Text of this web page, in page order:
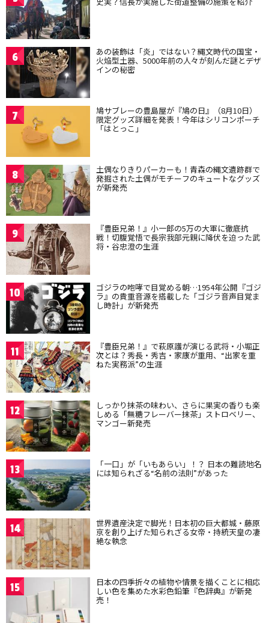
6 あの装飾は「炎」ではない？縄文時代の国宝・
火焔型土器、5000年前の人々が刻んだ謎とデザ
インの秘密
7 鳩サブレーの豊島屋が『鳩の日』（8月10日）
限定グッズ詳細を発表！今年はシリコンポーチ
「はとっこ」
8 土偶なりきりパーカーも！青森の縄文遺跡群で
発掘された土偶がモチーフのキュートなグッズ
が新発売
9 『豊臣兄弟！』小一郎の5万の大軍に徹底抗
戦！切腹覚悟で長宗我部元親に降伏を迫った武
将・谷忠澄の生涯
10 ゴジラの咆哮で目覚める朝…1954年公開『ゴジ
ラ』の貴重音源を搭載した「ゴジラ音声目覚ま
し時計」が新発売
11 『豊臣兄弟！』で萩原護が演じる武将・小堀正
次とは？秀長・秀吉・家康が重用、“出家を重
ねた実務派”の生涯
12 しっかり抹茶の味わい、さらに果実の香りも楽
しめる「無糖フレーバー抹茶」ストロベリー、
マンゴー新発売
13 「一口」が「いもあらい」！？ 日本の難読地名
には知られざる“名前の法則”があった
14 世界遺産決定で脚光！日本初の巨大都城・藤原
京を創り上げた知られざる女帝・持統天皇の凄
絶な執念
15 日本の四季折々の植物や情景を描くことに相応
しい色を集めた水彩色鉛筆『色辞典』が新発
売！